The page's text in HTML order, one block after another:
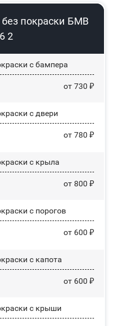
покраски БМВ
2
с бампера
от 730 ₽
с двери
от 780 ₽
с крыла
от 800 ₽
с порогов
от 600 ₽
с капота
от 600 ₽
с крыши